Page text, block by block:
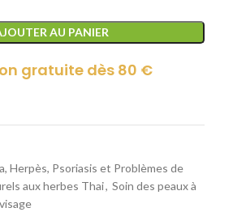
AU PANIER
gratuite dès 80 €
Herpès, Psoriasis et Problèmes de
aux herbes Thai, Soin des peaux à